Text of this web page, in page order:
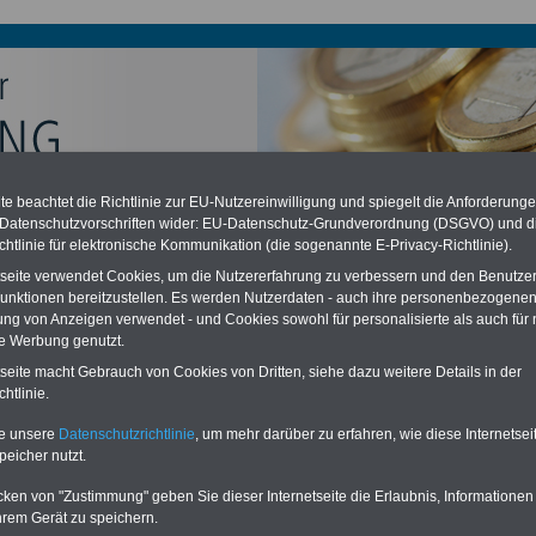
auch für Ruhestandsbeamte (zu geringe Alimentation)
hat die Berliner Landesbesoldung für verfassungs-
(Berlin muss bisMärz 2027 eine Neuregelung der Besoldung
Auch beim Bund (Beamte & Ruhestandsbeamte) gibt es teilweise
(Medienberichten zufolge liegt diese für alle (!) Beamte
mind.3.000 und 13.000 Euro, Der INFO-SERVICE gibt hierzu eine
heraus, die unmittelbar nach dem Beschluss des Gesetzentwurfs der
vorgelegt wird (im II. Quartal.2026 >>>
.
Beamtenversorgung
Zehn OnlineBücher & eBooks für den Öffentlichen Dienst oder
zum Komplettpreis von 15 Euro im Jahr -
beachtet die Richtlinie zur EU-Nutzereinwilligung und spiegelt die
wider: EU-Datenschutz-Grundverordnung (DSGVO) und
für elektronische Kommunikation (die sogenannte E-Privacy-Richtlinie).
verwendet Cookies, um die Nutzererfahrung zu verbessern und den
bereitzustellen. Es werden Nutzerdaten - auch ihre
von Anzeigen verwendet - und Cookies sowohl für personalisierte als auch für
Werbung genutzt.
macht Gebrauch von Cookies von Dritten, siehe dazu weitere Details in der
unsere Datenschutzrichtlinie, um mehr darüber zu erfahren, wie diese
nutzt.
von "Zustimmung" geben Sie dieser Internetseite die Erlaubnis,
Gerät zu speichern.